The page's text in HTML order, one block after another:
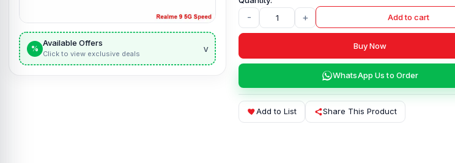
%
Available Offers
Click to view exclusive deals v
- + Add to cart
Buy Now
WhatsApp Us to Order
Add to List Share This Product